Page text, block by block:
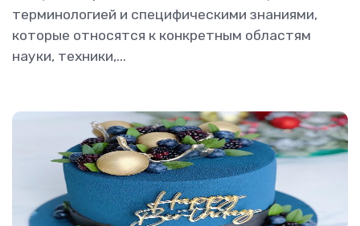
терминологией и специфическими знаниями,
которые относятся к конкретным областям
науки, техники,...